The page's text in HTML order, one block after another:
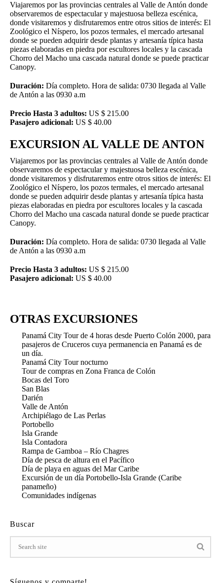
Viajaremos por las provincias centrales al Valle de Antón donde
observaremos de espectacular y majestuosa belleza escénica,
donde visitaremos y disfrutaremos entre otros sitios de interés: El
Zoológico el Níspero, los pozos termales, el mercado artesanal
donde se pueden adquirir desde plantas y artesanía típica hasta
piezas elaboradas en piedra por escultores locales y la cascada
Chorro del Macho una cascada natural donde se puede practicar
Canopy.
Duración: Día completo. Hora de salida: 0730 llegada al Valle
de Antón a las 0930 a.m
Precio Hasta 3 adultos: US $ 215.00
Pasajero adicional: US $ 40.00
EXCURSION AL VALLE DE ANTON
Viajaremos por las provincias centrales al Valle de Antón donde
observaremos de espectacular y majestuosa belleza escénica,
donde visitaremos y disfrutaremos entre otros sitios de interés: El
Zoológico el Níspero, los pozos termales, el mercado artesanal
donde se pueden adquirir desde plantas y artesanía típica hasta
piezas elaboradas en piedra por escultores locales y la cascada
Chorro del Macho una cascada natural donde se puede practicar
Canopy.
Duración: Día completo. Hora de salida: 0730 llegada al Valle
de Antón a las 0930 a.m
Precio Hasta 3 adultos: US $ 215.00
Pasajero adicional: US $ 40.00
OTRAS EXCURSIONES
Panamá City Tour de 4 horas desde Puerto Colón 2000, para
pasajeros de Cruceros cuya permanencia en Panamá es de
un día.
Panamá City Tour nocturno
Tour de compras en Zona Franca de Colón
Bocas del Toro
San Blas
Darién
Valle de Antón
Archipiélago de Las Perlas
Portobello
Isla Grande
Isla Contadora
Rampa de Gamboa – Río Chagres
Día de pesca de altura en el Pacífico
Día de playa en aguas del Mar Caribe
Excursión de un día Portobello-Isla Grande (Caribe
panameño)
Comunidades indígenas
Buscar